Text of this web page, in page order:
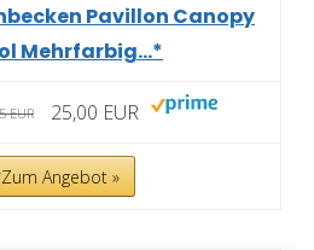
Pavillon Canopy
Mehrfarbig...*
EUR 25,00 EUR
Angebot »